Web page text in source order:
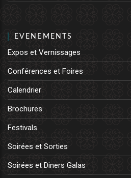
EVENEMENTS
Expos et Vernissages
Conférences et Foires
Calendrier
Brochures
Festivals
Soirées et Sorties
Soirées et Diners Galas